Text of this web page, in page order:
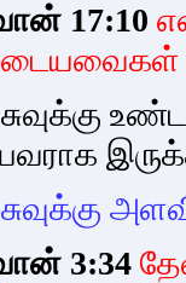
17:10
3:34